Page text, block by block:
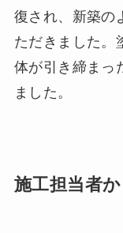
復され、新築の
ただきました。
体が引き締まっ
ました。
施工担当者